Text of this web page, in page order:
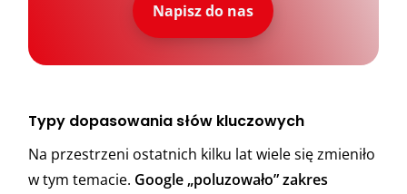
Napisz do nas
Typy dopasowania słów kluczowych
Na przestrzeni ostatnich kilku lat wiele się zmieniło
w tym temacie. Google „poluzowało” zakres